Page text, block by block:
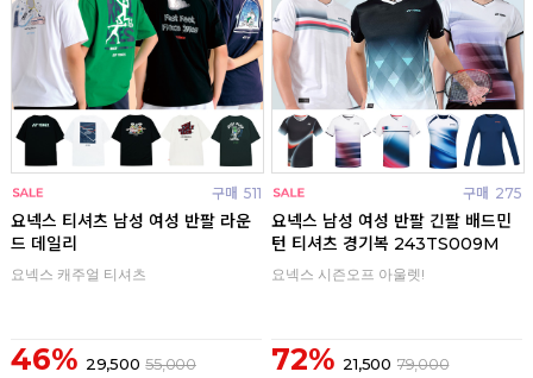
구매 511
요넥스 티셔츠 남성 여성 반팔 라운
드 데일리
요넥스 캐주얼 티셔츠
46% 29,500 55,000
구매 275
요넥스 남성 여성 반팔 긴팔 배드민
턴 티셔츠 경기복 243TS009M
요넥스 시즌오프 아울렛!
72% 21,500 79,000